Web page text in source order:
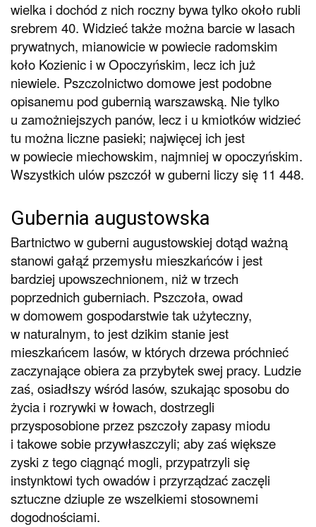
wielka i dochód z nich roczny bywa tylko około rubli
srebrem 40. Widzieć także można barcie w lasach
prywatnych, mianowicie w powiecie radomskim
koło Kozienic i w Opoczyńskim, lecz ich już
niewiele. Pszczolnictwo domowe jest podobne
opisanemu pod gubernią warszawską. Nie tylko
u zamożniejszych panów, lecz i u kmiotków widzieć
tu można liczne pasieki; najwięcej ich jest
w powiecie miechowskim, najmniej w opoczyńskim.
Wszystkich ulów pszczół w guberni liczy się 11 448.
Gubernia augustowska
Bartnictwo w guberni augustowskiej dotąd ważną
stanowi gałąź przemysłu mieszkańców i jest
bardziej upowszechnionem, niż w trzech
poprzednich guberniach. Pszczoła, owad
w domowem gospodarstwie tak użyteczny,
w naturalnym, to jest dzikim stanie jest
mieszkańcem lasów, w których drzewa próchnieć
zaczynające obiera za przybytek swej pracy. Ludzie
zaś, osiadłszy wśród lasów, szukając sposobu do
życia i rozrywki w łowach, dostrzegli
przysposobione przez pszczoły zapasy miodu
i takowe sobie przywłaszczyli; aby zaś większe
zyski z tego ciągnąć mogli, przypatrzyli się
instynktowi tych owadów i przyrządzać zaczęli
sztuczne dziuple ze wszelkiemi stosownemi
dogodnościami.